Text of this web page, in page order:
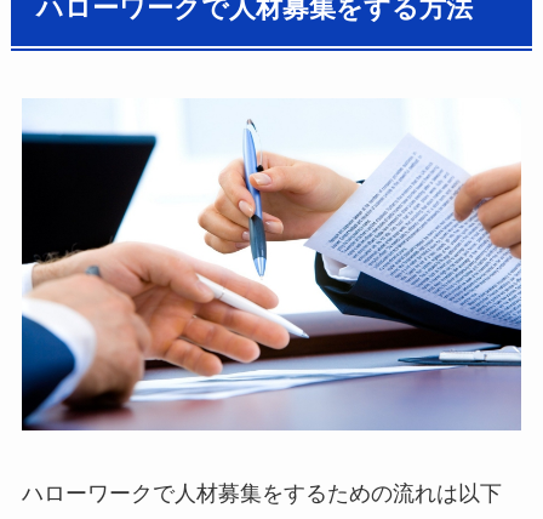
ハローワークで人材募集をする方法
ハローワークで人材募集をするための流れは以下